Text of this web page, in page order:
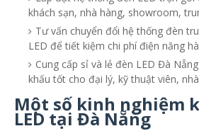
khách sạn, nhà hàng, showroom,
Tư vấn chuyển đổi hệ thống đèn
LED để tiết kiệm chi phí điện năng
Cung cấp sỉ và lẻ đèn LED Đà
khấu tốt cho đại lý, kỹ thuật viên,
Một số kinh nghiệm
LED tại Đà Nẵng